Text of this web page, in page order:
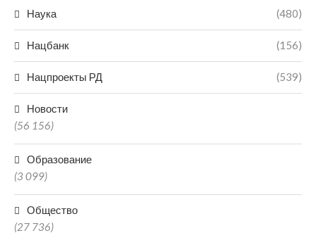
Наука (480)
Нацбанк (156)
Нацпроекты РД (539)
Новости
(56 156)
Образование
(3 099)
Общество
(27 736)